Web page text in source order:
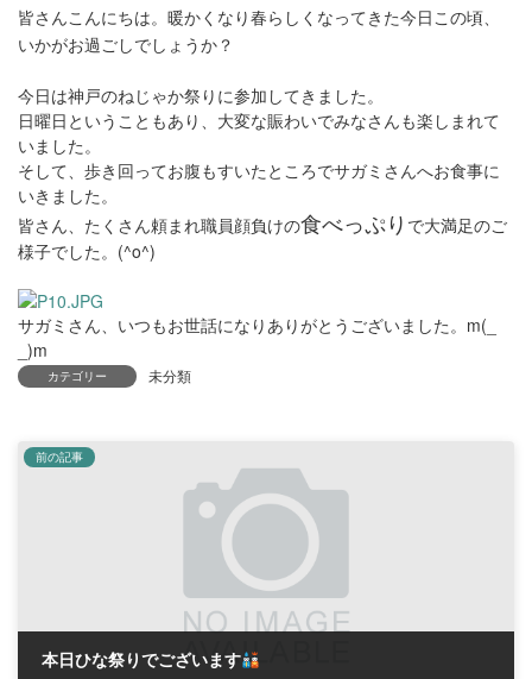
皆さんこんにちは。暖かくなり春らしくなってきた今日この頃、
いかがお過ごしでしょうか？
今日は神戸のねじゃか祭りに参加してきました。
日曜日ということもあり、大変な賑わいでみなさんも楽しまれて
いました。
そして、歩き回ってお腹もすいたところでサガミさんへお食事に
いきました。
皆さん、たくさん頼まれ職員顔負けの食べっぷり で大満足のご
様子でした。(^o^)
サガミさん、いつもお世話になりありがとうございました。m(_
_)m
カテゴリー 未分類
前の記事
本日ひな祭りでございます